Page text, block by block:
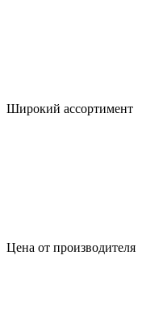
Широкий ассортимент
Цена от производителя